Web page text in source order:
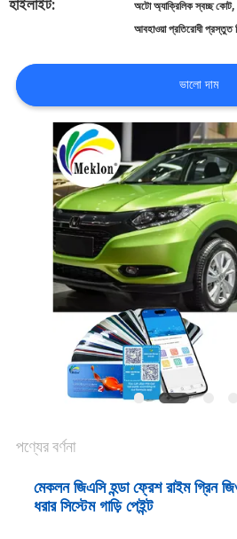
খবর
উদ্ধৃতির
আবেদন
নীতি
হাইলাইট: অটো অ্যাক্রিলিক স্বচ্ছ কোট
আবহাওয়া প্রতিরোধী প্রস্তুত
ভালো দাম
পণ্যের বর্ণনা
মেকলন জিএসি হন্ডা ফ্রেশ রাইম গ্রিন
ধরার সিস্টেম গাড়ি পেইন্ট